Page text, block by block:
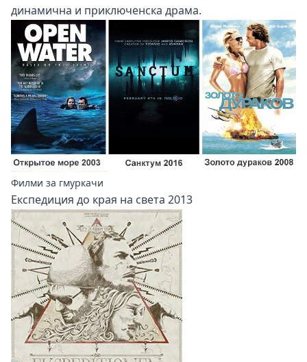
динамична и приключенска драма.
Филми за гмуркачи
Експедиция до края на света 2013